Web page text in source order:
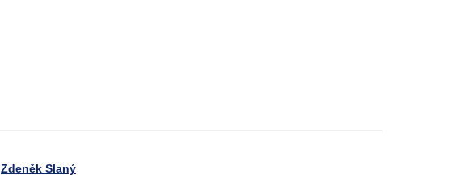
Zdeněk Slaný